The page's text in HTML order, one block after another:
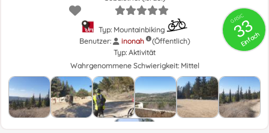
GRSIC
33
Einfach
Typ: Mountainbiking
Benutzer:
inonah
(Öffentlich)
Typ: Aktivität
Wahrgenommene Schwierigkeit: Mittel